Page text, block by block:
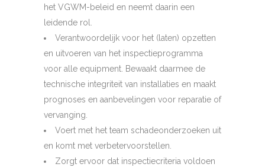
het VGWM-beleid en neemt daarin een
leidende rol.
Verantwoordelijk voor het (laten) opzetten
en uitvoeren van het inspectieprogramma
voor alle equipment. Bewaakt daarmee de
technische integriteit van installaties en maakt
prognoses en aanbevelingen voor reparatie of
vervanging.
Voert met het team schadeonderzoeken uit
en komt met verbetervoorstellen.
Zorgt ervoor dat inspectiecriteria voldoen